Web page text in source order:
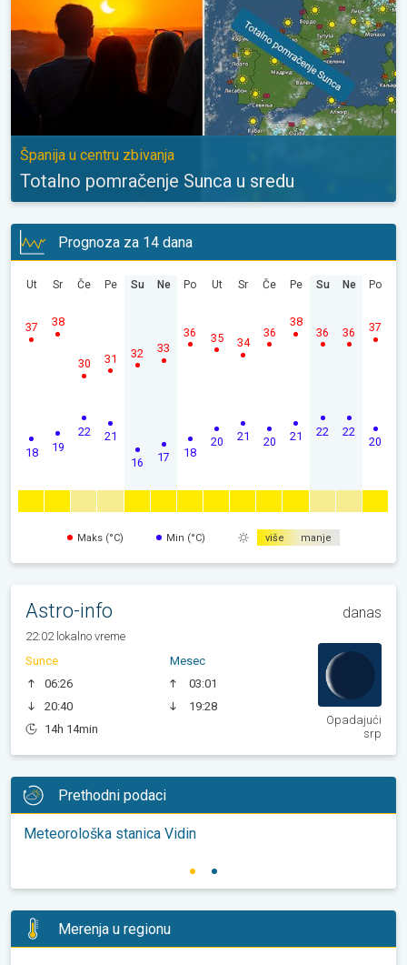
Španija u centru zbivanja
Totalno pomračenje Sunca u sredu
Prognoza za 14 dana
Ut
18
37
Sr
19
38
Če
22
30
Pe
21
31
Su
16
32
Ne
17
33
Po
18
36
Ut
20
35
Sr
21
34
Če
20
36
Pe
21
38
Su
22
36
Ne
22
36
Po
20
37
Maks (°C) Min (°C) više manje
Astro-info danas
22:02 lokalno vreme
Sunce
06:26
20:40
14h 14min
Mesec
03:01
19:28
Opadajući
srp
Prethodni podaci
Meteorološka stanica Vidin
Merenja u regionu